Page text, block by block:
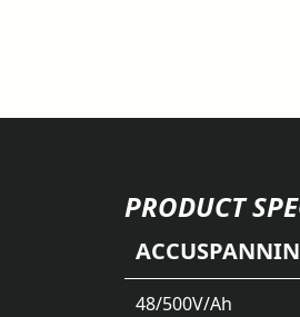
PRODUCT
48/500V/Ah